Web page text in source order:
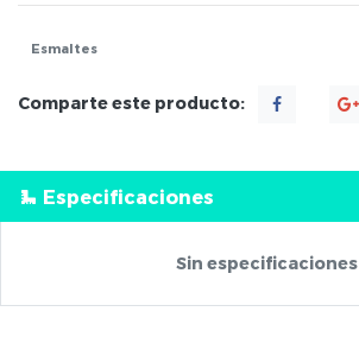
Esmaltes
Comparte este producto:
Especificaciones
Sin especificaciones